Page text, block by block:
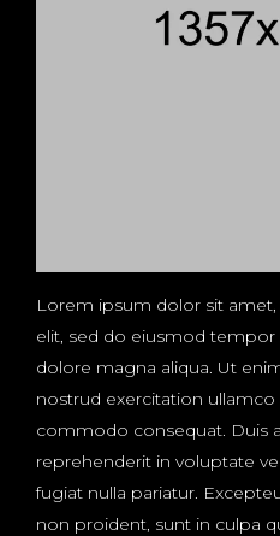
Lorem ipsum dolor sit
elit, sed do eiusmod
dolore magna aliqua. Ut
nostrud exercitation ullamco
commodo consequat. Duis
reprehenderit in voluptate
fugiat nulla pariatur.
non proident, sunt in culpa